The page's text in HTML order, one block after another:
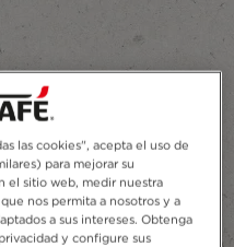
las cookies", acepta el uso de
para mejorar su
el sitio web, medir nuestra
nos permita a nosotros y a
a sus intereses. Obtenga
y configure sus